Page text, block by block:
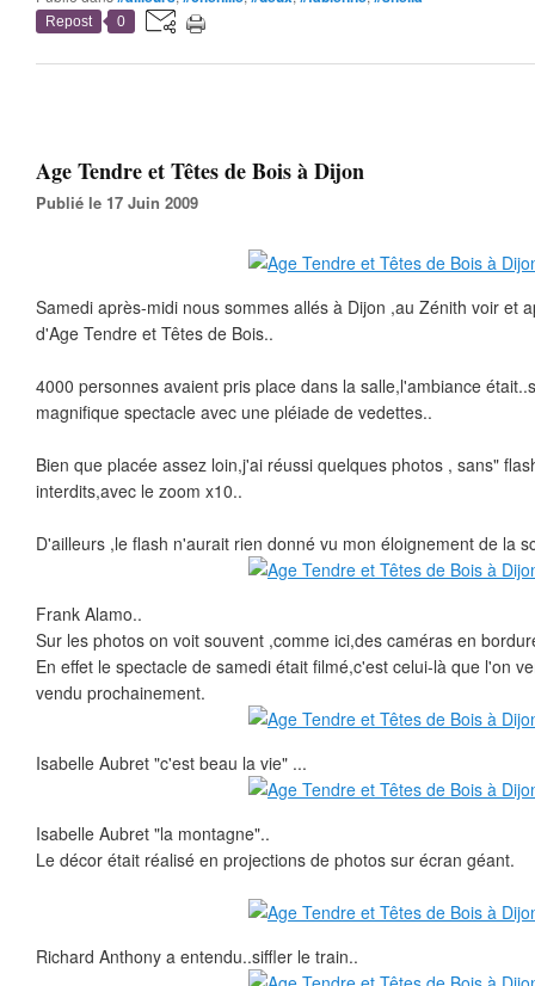
Repost 0
Age Tendre et Têtes de Bois à Dijon
Publié le 17 Juin 2009
Samedi après-midi nous sommes allés à Dijon ,au Zénith voir et
d'Age Tendre et Têtes de Bois..
4000 personnes avaient pris place dans la salle,l'ambiance
magnifique spectacle avec une pléiade de vedettes..
Bien que placée assez loin,j'ai réussi quelques photos , sans"
interdits,avec le zoom x10..
D'ailleurs ,le flash n'aurait rien donné vu mon éloignement de la
Frank Alamo..
Sur les photos on voit souvent ,comme ici,des caméras en
En effet le spectacle de samedi était filmé,c'est celui-là que l'on
vendu prochainement.
Isabelle Aubret "c'est beau la vie" ...
Isabelle Aubret "la montagne"..
Le décor était réalisé en projections de photos sur écran géant.
Richard Anthony a entendu..siffler le train..